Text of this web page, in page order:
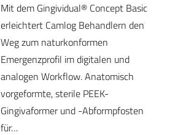
Mit dem Gingividual® Concept Basic
erleichtert Camlog Behandlern den
Weg zum naturkonformen
Emergenzprofil im digitalen und
analogen Workflow. Anatomisch
vorgeformte, sterile PEEK-
Gingivaformer und -Abformpfosten
für…